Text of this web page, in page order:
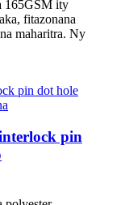
165GSM ity
fitazonana
maharitra. Ny
pin